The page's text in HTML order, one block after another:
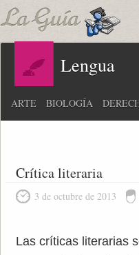
Lengua
ARTE BIOLOGÍA
Crítica literaria
3 de octubre de 2013
Las críticas literarias